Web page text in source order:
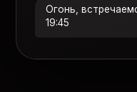
Огонь,
19:45